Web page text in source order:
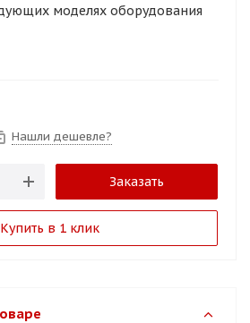
моделях оборудования
Нашли дешевле?
Заказать
Купить в 1 клик